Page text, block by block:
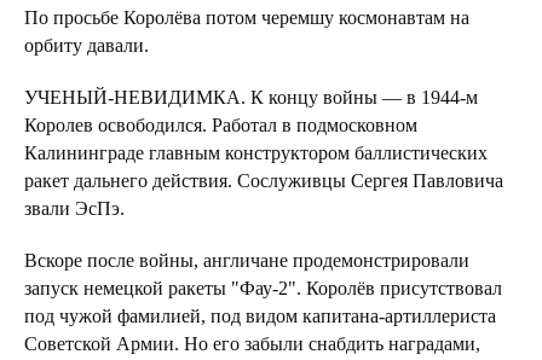
По просьбе Королёва потом черемшу космонавтам на
орбиту давали.
УЧЕНЫЙ-НЕВИДИМКА. К концу войны — в 1944-м
Королев освободился. Работал в подмосковном
Калининграде главным конструктором баллистических
ракет дальнего действия. Сослуживцы Сергея Павловича
звали ЭсПэ.
Вскоре после войны, англичане продемонстрировали
запуск немецкой ракеты "Фау-2". Королёв присутствовал
под чужой фамилией, под видом капитана-артиллериста
Советской Армии. Но его забыли снабдить наградами,